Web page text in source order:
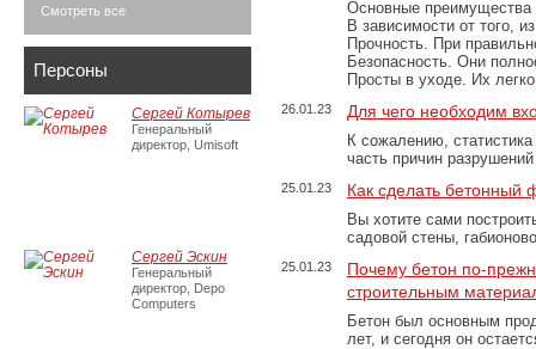
Основные преимущества
В зависимости от того,
Прочность. При
Безопасность. Они
Просты в уходе. Их
26.01.23 Для чего необходим
К сожалению,
часть причин
25.01.23 Как сделать бетонный
Вы хотите сами
садовой стены,
25.01.23
Почему бетон по-
строительным
Бетон был основным
лет, и сегодня он
Смотреть все
Персоны
Сергей Котырев
Генеральный
директор, Umisoft
Сергей Эскин
Генеральный
директор, Depo
Computers